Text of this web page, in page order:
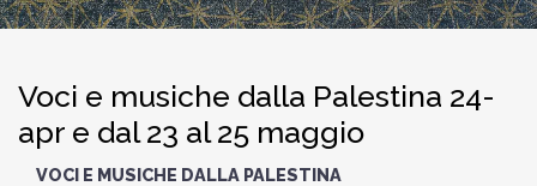
Voci e musiche dalla Palestina 24-
apr e dal 23 al 25 maggio
VOCI E MUSICHE DALLA PALESTINA